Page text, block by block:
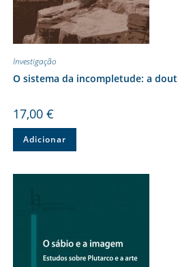
Investigação
O sistema da incompletude: a
17,00 €
Adicionar